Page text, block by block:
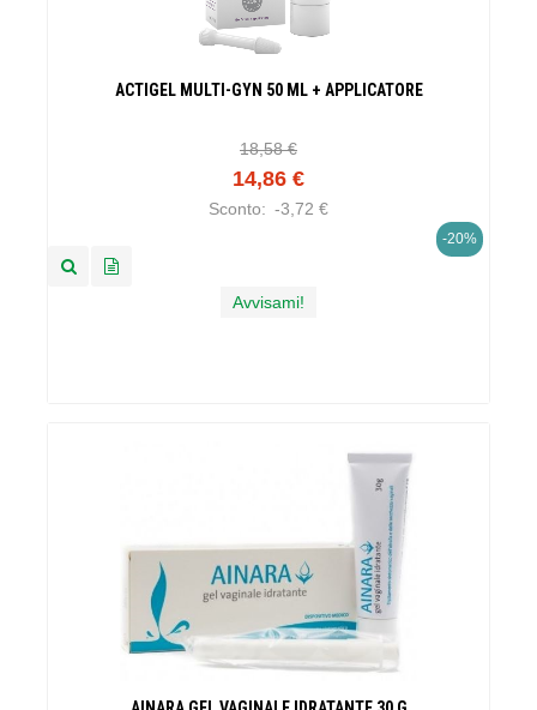
ACTIGEL MULTI-GYN 50 ML + APPLICATORE
18,58 €
14,86 €
Sconto: -3,72 €
-20%
Avvisami!